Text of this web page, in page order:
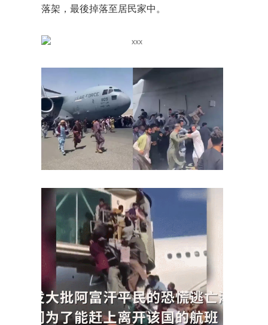
落架，最後掉落至居民家中。